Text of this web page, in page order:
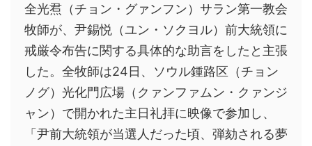
全光焄（チョン・グァンフン）サラン第一教会
牧師が、尹錫悦（ユン・ソクヨル）前大統領に
戒厳令布告に関する具体的な助言をしたと主張
した。全牧師は24日、ソウル鍾路区（チョン
ノグ）光化門広場（クァンファムン・クァンジ
ャン）で開かれた主日礼拝に映像で参加し、
「尹前大統領が当選人だった頃、弾劾される夢